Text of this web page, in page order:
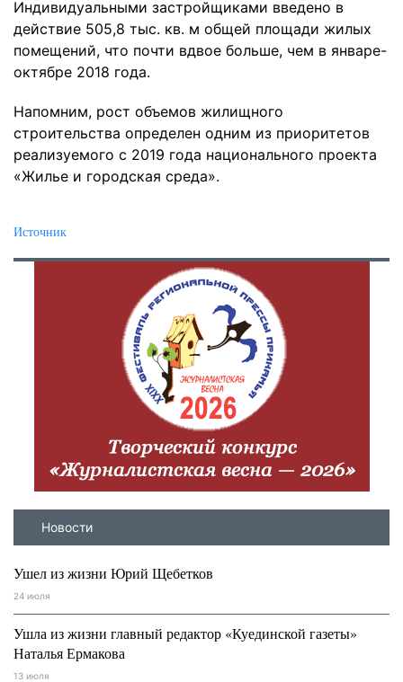
Индивидуальными застройщиками введено в
действие 505,8 тыс. кв. м общей площади жилых
помещений, что почти вдвое больше, чем в январе-
октябре 2018 года.
Напомним, рост объемов жилищного
строительства определен одним из приоритетов
реализуемого с 2019 года национального проекта
«Жилье и городская среда».
Источник
Новости
Ушел из жизни Юрий Щебетков
24 июля
Ушла из жизни главный редактор «Куединской газеты»
Наталья Ермакова
13 июля